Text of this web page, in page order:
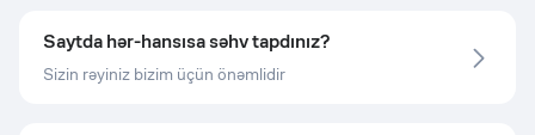
Saytda hər-hansısa səhv tapdınız?
Sizin rəyiniz bizim üçün önəmlidir